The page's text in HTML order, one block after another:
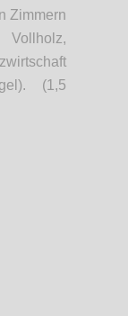
Zimmern
(1,5